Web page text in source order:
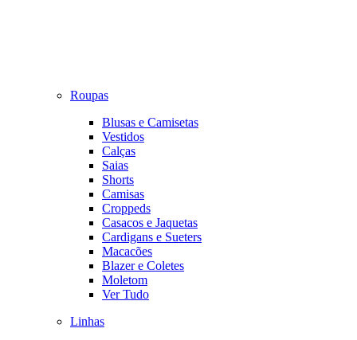
Roupas
Blusas e Camisetas
Vestidos
Calças
Saias
Shorts
Camisas
Croppeds
Casacos e Jaquetas
Cardigans e Sueters
Macacões
Blazer e Coletes
Moletom
Ver Tudo
Linhas